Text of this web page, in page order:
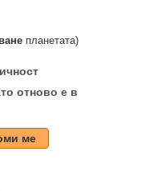
планетата)
отново е в
ме